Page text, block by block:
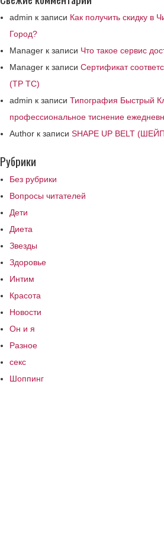
admin к записи Как получить скидку в
Город?
Manager к записи Что такое сервис
Manager к записи Сертификат
(ТР ТС)
admin к записи Типография Быстрый
профессиональное тиснение
Author к записи SHAPE UP BELT
Рубрики
Без рубрики
Вопросы читателей
Дети
Диета
Звезды
Здоровье
Интим
Красота
Новости
Он и я
Разное
секс
Шоппинг